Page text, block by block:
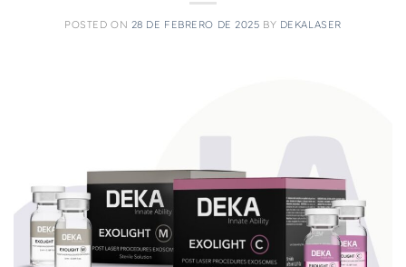
POSTED ON 28 DE FEBRERO DE 2025 BY DEKALASER